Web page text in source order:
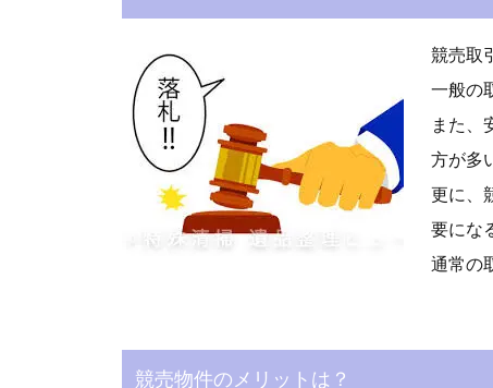
競売取
一般の
また、
方が多
更に、
要にな
通常の
競売物件のメリットは？